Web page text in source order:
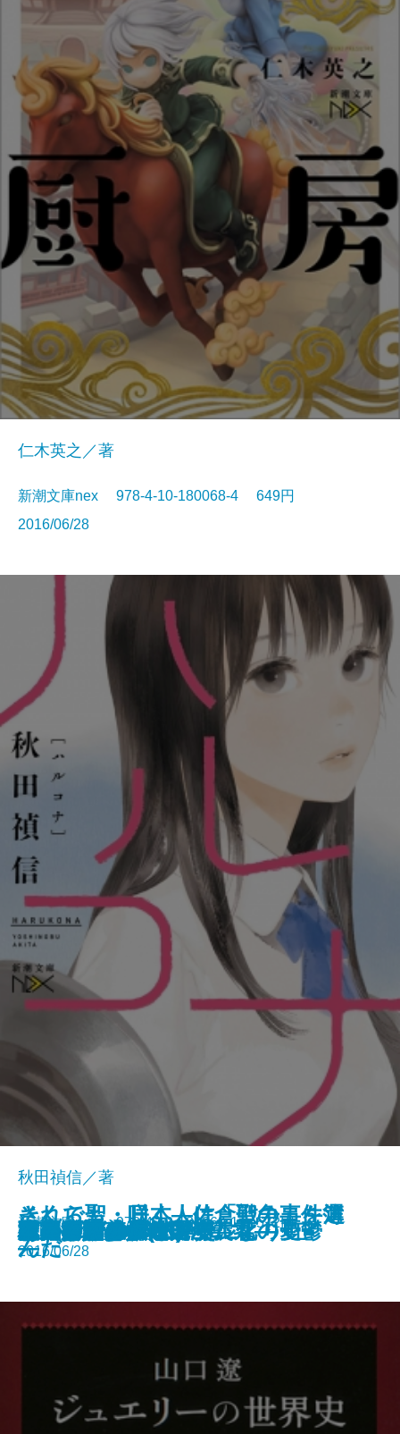
流星ひとつ
雨のち晴れ、ところにより虹
月光の誘惑
残夢の骸―満州国演義九―
ウィニー・ザ・プー
チャイナ・メン
ジャングル・ブック
宇宙ヴァンパイアー
王の厨房―僕僕先生 零―
仁木英之／著
新潮文庫nex 978-4-10-180068-4 649円
2016/06/28
ハルコナ
秋田禎信／著
新潮文庫nex 978-4-10-180069-1 572円
2016/06/28
ジュエリーの世界史
それでも、日本人は「戦争」を選
んだ
あのころのデパート
江戸川乱歩名作選
ゼツメツ少年
村上海賊の娘(一)
村上海賊の娘(二)
管見妄語 グローバル化の憂鬱
本屋さんのダイアナ
さくら聖・咲く―佐倉聖の事件簿
―